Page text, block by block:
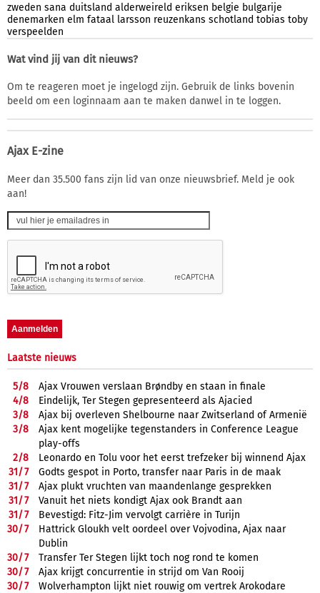
zweden sana duitsland alderweireld eriksen belgie bulgarije
denemarken elm fataal larsson reuzenkans schotland tobias toby
verspeelden
Wat vind jij van dit nieuws?
Om te reageren moet je ingelogd zijn. Gebruik de links bovenin
beeld om een loginnaam aan te maken danwel in te loggen.
Ajax E-zine
Meer dan 35.500 fans zijn lid van onze nieuwsbrief. Meld je ook
aan!
Laatste nieuws
5/8
Ajax Vrouwen verslaan Brøndby en staan in finale
4/8
Eindelijk, Ter Stegen gepresenteerd als Ajacied
3/8
Ajax bij overleven Shelbourne naar Zwitserland of Armenië
3/8
Ajax kent mogelijke tegenstanders in Conference League
play-offs
2/8
Leonardo en Tolu voor het eerst trefzeker bij winnend Ajax
31/7
Godts gespot in Porto, transfer naar Paris in de maak
31/7
Ajax plukt vruchten van maandenlange gesprekken
31/7
Vanuit het niets kondigt Ajax ook Brandt aan
31/7
Bevestigd: Fitz-Jim vervolgt carrière in Turijn
30/7
Hattrick Gloukh velt oordeel over Vojvodina, Ajax naar
Dublin
30/7
Transfer Ter Stegen lijkt toch nog rond te komen
30/7
Ajax krijgt concurrentie in strijd om Van Rooij
30/7
Wolverhampton lijkt niet rouwig om vertrek Arokodare